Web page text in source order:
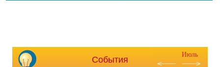
События
Июль